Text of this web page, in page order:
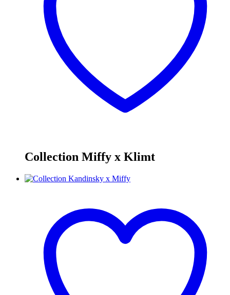
Collection Miffy x Klimt